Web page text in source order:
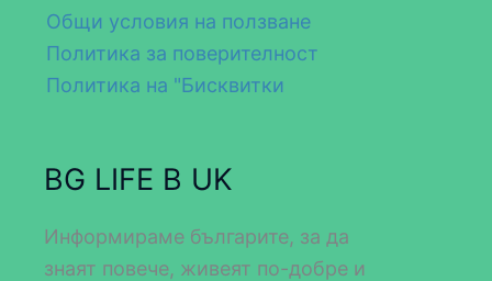
Общи условия на ползване
Политика за поверителност
Политика на "Бисквитки
BG LIFE В UK
Информираме българите, за да
знаят повече, живеят по-добре и